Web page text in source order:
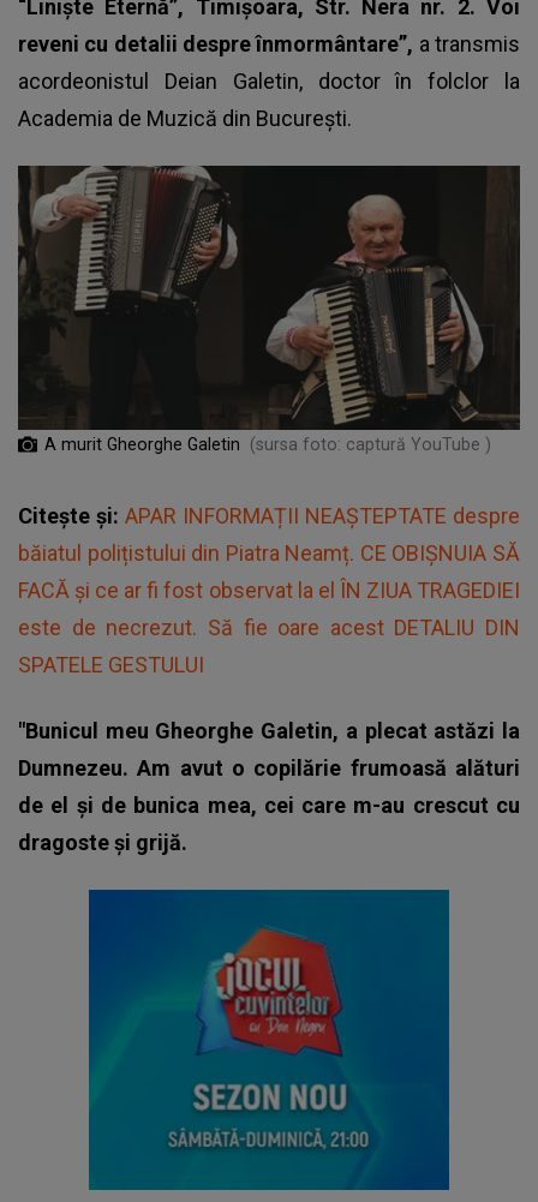
“Liniște Eternă”, Timișoara, Str. Nera nr. 2. Voi
reveni cu detalii despre înmormântare”, a transmis
acordeonistul Deian Galetin, doctor în folclor la
Academia de Muzică din Bucureşti.
A murit Gheorghe Galetin (sursa foto: captură YouTube )
Citește și: APAR INFORMAȚII NEAȘTEPTATE despre
băiatul polițistului din Piatra Neamț. CE OBIȘNUIA SĂ
FACĂ și ce ar fi fost observat la el ÎN ZIUA TRAGEDIEI
este de necrezut. Să fie oare acest DETALIU DIN
SPATELE GESTULUI
"Bunicul meu Gheorghe Galetin, a plecat astăzi la
Dumnezeu. Am avut o copilărie frumoasă alături
de el și de bunica mea, cei care m-au crescut cu
dragoste și grijă.